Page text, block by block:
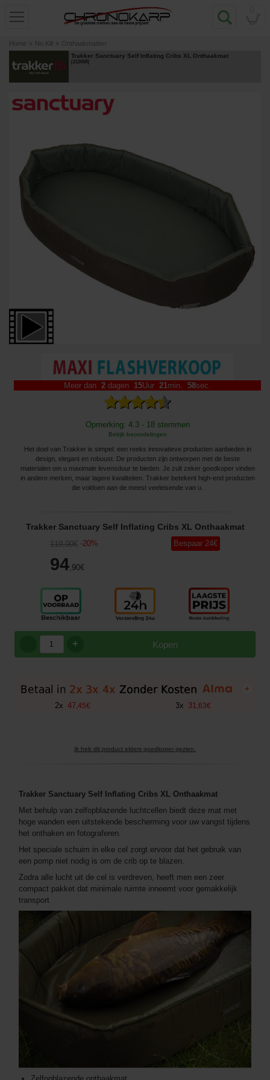
Home » No Kill » Onthaakmatten
Trakker Sanctuary Self Inflating Cribs XL Onthaakmat
[212658]
Meer dan 2 dagen 15Uur 21 min. 58sec.
Opmerking: 4.3 - 18 stemmen
Bekijk beoordelingen
Het doel van Trakker is simpel: een reeks innovatieve producten aanbieden in
design, elegant en robuust. De producten zijn ontworpen met de beste
materialen om u maximale levensduur te bieden. Je zult zeker goedkoper vinden
in andere merken, maar lagere kwaliteiten. Trakker betekent high-end producten
die voldoen aan de meest veeleisende van u.
Trakker Sanctuary Self Inflating Cribs XL Onthaakmat
119,00€ -20%
94,90€
Bespaar 24€
Kopen
+
+
2x 47,45€ 3x 31,63€
Ik heb dit product elders goedkoper gezien.
Trakker Sanctuary Self Inflating Cribs XL Onthaakmat
Met behulp van zelfopblazende luchtcellen biedt deze mat met
hoge wanden een uitstekende bescherming voor uw vangst tijdens
het onthaken en fotograferen.
Het speciale schuim in elke cel zorgt ervoor dat het gebruik van
een pomp niet nodig is om de crib op te blazen.
Zodra alle lucht uit de cel is verdreven, heeft men een zeer
compact pakket dat minimale ruimte inneemt voor gemakkelijk
transport